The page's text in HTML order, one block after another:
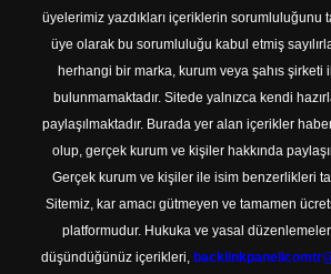
üyelerimiz yazdıkları içeriklerin sorumluluğunu
üye olarak bu sorumluluğu kabul etmiş
herhangi bir marka, kurum veya şahıs şirketi
bulunmamaktadır. Sitede yalnızca kendi
paylaşılmaktadır. Burada yer alan içerikler
olup, gerçek kurum ve kişiler hakkında
Gerçek kurum ve kişiler ile isim benzerlikleri
Sitemiz, kar amacı gütmeyen ve tamamen
platformudur. Hukuka ve yasal
düşündüğünüz içerikleri,